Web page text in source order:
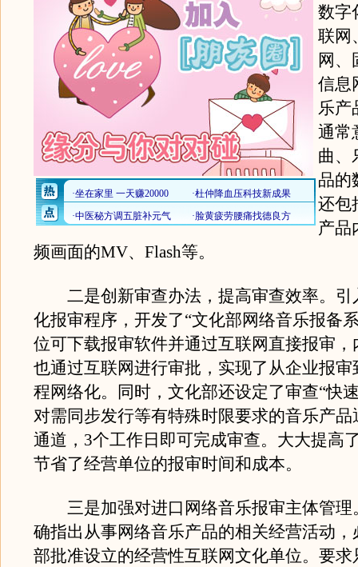
数字
联网
网、
信息
乐产
通常
曲、
品的
还包
产品
频画面的MV、Flash等。
二是创新审查办法，提高审查效率。引
化报审程序，开发了“文化部网络音乐报备
位可下载报审软件并通过互联网直接报审，
也通过互联网进行审批，实现了从企业报审
程网络化。同时，文化部还设定了审查“快
对需同步发行等有特殊时限要求的音乐产品
通道，3个工作日即可完成审查。大大提高
节省了经营单位的报审时间和成本。
三是加强对进口网络音乐报审主体管理
确指出从事网络音乐产品的相关经营活动，
部批准设立的经营性互联网文化单位。要求